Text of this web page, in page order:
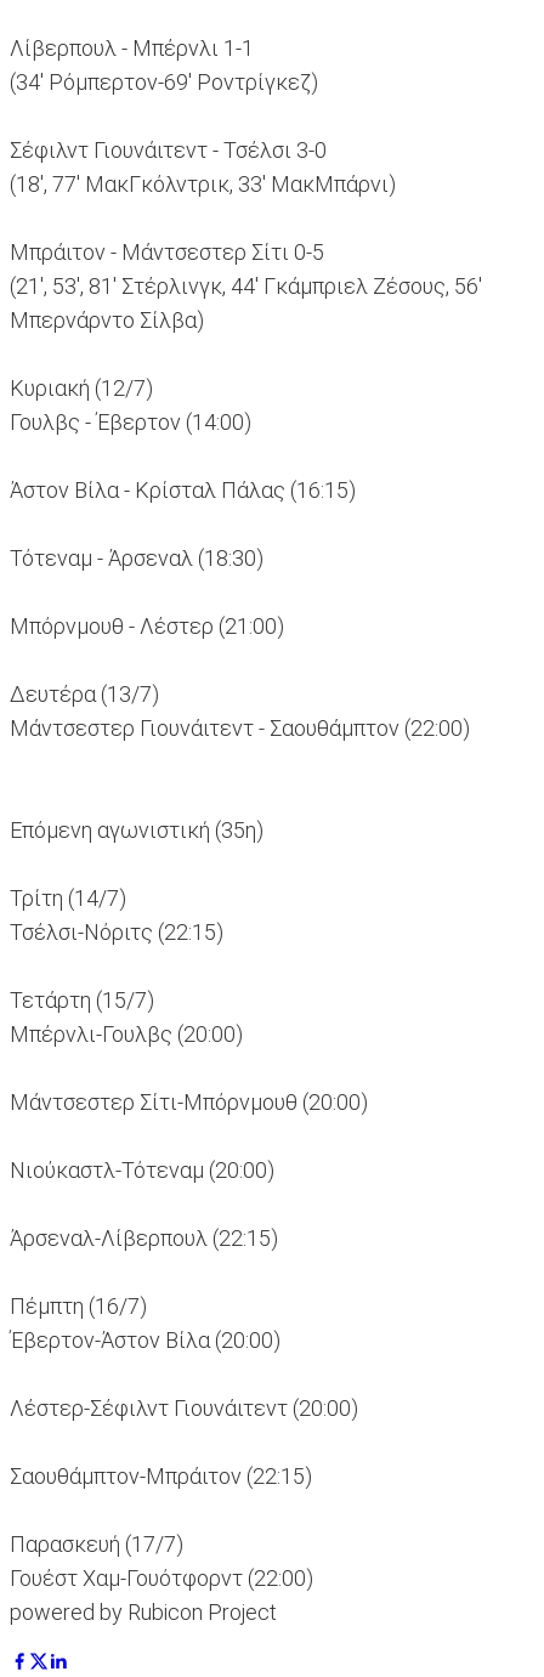
Λίβερπουλ - Μπέρνλι 1-1
(34' Ρόμπερτον-69' Ροντρίγκεζ)
Σέφιλντ Γιουνάιτεντ - Τσέλσι 3-0
(18', 77' ΜακΓκόλντρικ, 33' ΜακΜπάρνι)
Μπράιτον - Μάντσεστερ Σίτι 0-5
(21', 53', 81' Στέρλινγκ, 44' Γκάμπριελ Ζέσους, 56'
Μπερνάρντο Σίλβα)
Κυριακή (12/7)
Γουλβς - Έβερτον (14:00)
Άστον Βίλα - Κρίσταλ Πάλας (16:15)
Τότεναμ - Άρσεναλ (18:30)
Μπόρνμουθ - Λέστερ (21:00)
Δευτέρα (13/7)
Μάντσεστερ Γιουνάιτεντ - Σαουθάμπτον (22:00)
Επόμενη αγωνιστική (35η)
Τρίτη (14/7)
Τσέλσι-Νόριτς (22:15)
Τετάρτη (15/7)
Μπέρνλι-Γουλβς (20:00)
Μάντσεστερ Σίτι-Μπόρνμουθ (20:00)
Νιούκαστλ-Τότεναμ (20:00)
Άρσεναλ-Λίβερπουλ (22:15)
Πέμπτη (16/7)
Έβερτον-Άστον Βίλα (20:00)
Λέστερ-Σέφιλντ Γιουνάιτεντ (20:00)
Σαουθάμπτον-Μπράιτον (22:15)
Παρασκευή (17/7)
Γουέστ Χαμ-Γουότφορντ (22:00)
powered by Rubicon Project